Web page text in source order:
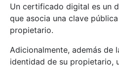
Un certificado digital es un
que asocia una clave
propietario.
Adicionalmente, además de
identidad de su propietario,